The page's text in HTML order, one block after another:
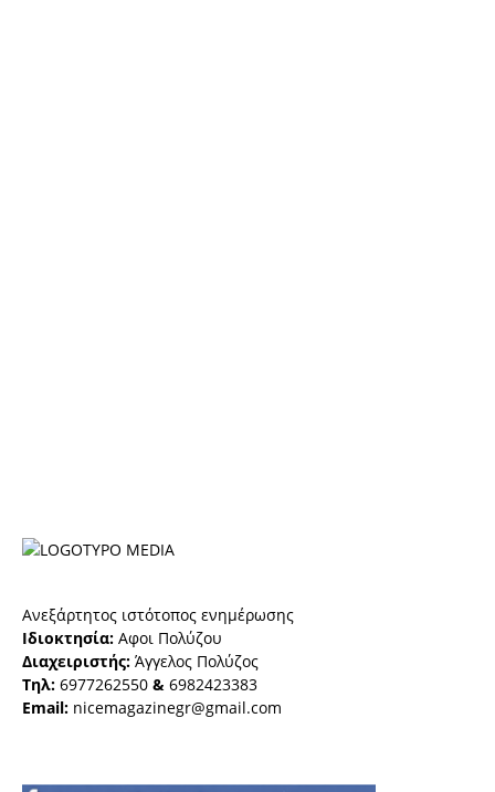
Ανεξάρτητος ιστότοπος ενημέρωσης
Ιδιοκτησία: Αφοι Πολύζου
Διαχειριστής: Άγγελος Πολύζος
Τηλ: 6977262550 & 6982423383
Email: nicemagazinegr@gmail.com